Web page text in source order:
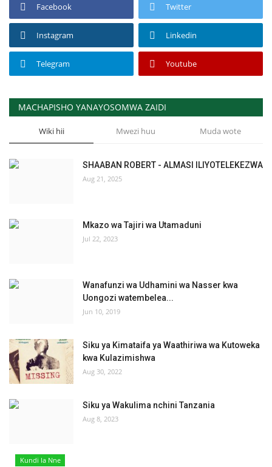
Facebook Twitter
Instagram Linkedin
Telegram Youtube
MACHAPISHO YANAYOSOMWA ZAIDI
Wiki hii Mwezi huu Muda wote
SHAABAN ROBERT - ALMASI ILIYOTELEKEZWA
Aug 21, 2025
Mkazo wa Tajiri wa Utamaduni
Jul 22, 2023
Wanafunzi wa Udhamini wa Nasser kwa
Uongozi watembelea...
Jun 10, 2019
Siku ya Kimataifa ya Waathiriwa wa Kutoweka
kwa Kulazimishwa
Aug 30, 2022
Siku ya Wakulima nchini Tanzania
Aug 8, 2023
Kundi la Nne